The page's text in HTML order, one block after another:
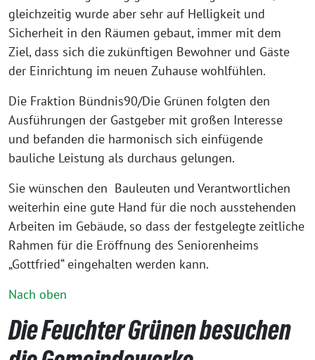
gleichzeitig wurde aber sehr auf Helligkeit und
Sicherheit in den Räumen gebaut, immer mit dem
Ziel, dass sich die zukünftigen Bewohner und Gäste
der Einrichtung im neuen Zuhause wohlfühlen.
Die Fraktion Bündnis90/Die Grünen folgten den
Ausführungen der Gastgeber mit großen Interesse
und befanden die harmonisch sich einfügende
bauliche Leistung als durchaus gelungen.
Sie wünschen den Bauleuten und Verantwortlichen
weiterhin eine gute Hand für die noch ausstehenden
Arbeiten im Gebäude, so dass der festgelegte zeitliche
Rahmen für die Eröffnung des Seniorenheims
„Gottfried“ eingehalten werden kann.
Nach oben
Die Feuchter Grünen besuchen